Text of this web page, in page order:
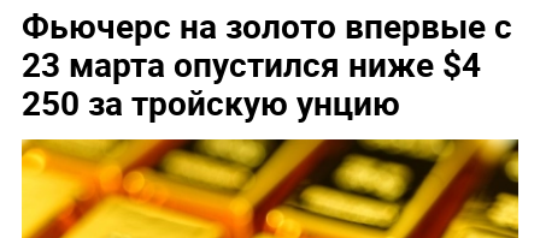
Фьючерс на золото впервые с
23 марта опустился ниже $4
250 за тройскую унцию